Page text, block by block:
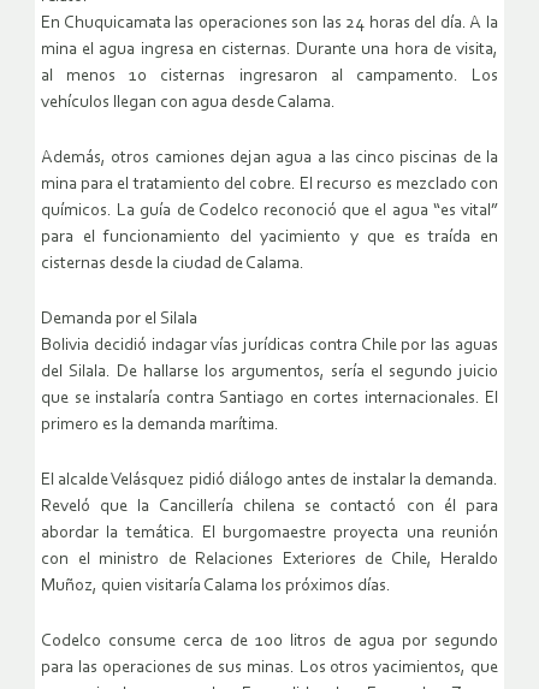
En Chuquicamata las operaciones son las 24 horas del día. A la
mina el agua ingresa en cisternas. Durante una hora de visita,
al menos 10 cisternas ingresaron al campamento. Los
vehículos llegan con agua desde Calama.
Además, otros camiones dejan agua a las cinco piscinas de la
mina para el tratamiento del cobre. El recurso es mezclado con
químicos. La guía de Codelco reconoció que el agua “es vital”
para el funcionamiento del yacimiento y que es traída en
cisternas desde la ciudad de Calama.
Demanda por el Silala
Bolivia decidió indagar vías jurídicas contra Chile por las aguas
del Silala. De hallarse los argumentos, sería el segundo juicio
que se instalaría contra Santiago en cortes internacionales. El
primero es la demanda marítima.
El alcalde Velásquez pidió diálogo antes de instalar la demanda.
Reveló que la Cancillería chilena se contactó con él para
abordar la temática. El burgomaestre proyecta una reunión
con el ministro de Relaciones Exteriores de Chile, Heraldo
Muñoz, quien visitaría Calama los próximos días.
Codelco consume cerca de 100 litros de agua por segundo
para las operaciones de sus minas. Los otros yacimientos, que